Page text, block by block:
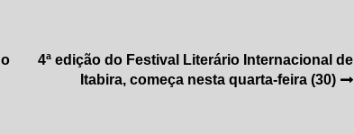
4ª edição do Festival Literário Internacional de
Itabira, começa nesta quarta-feira (30)